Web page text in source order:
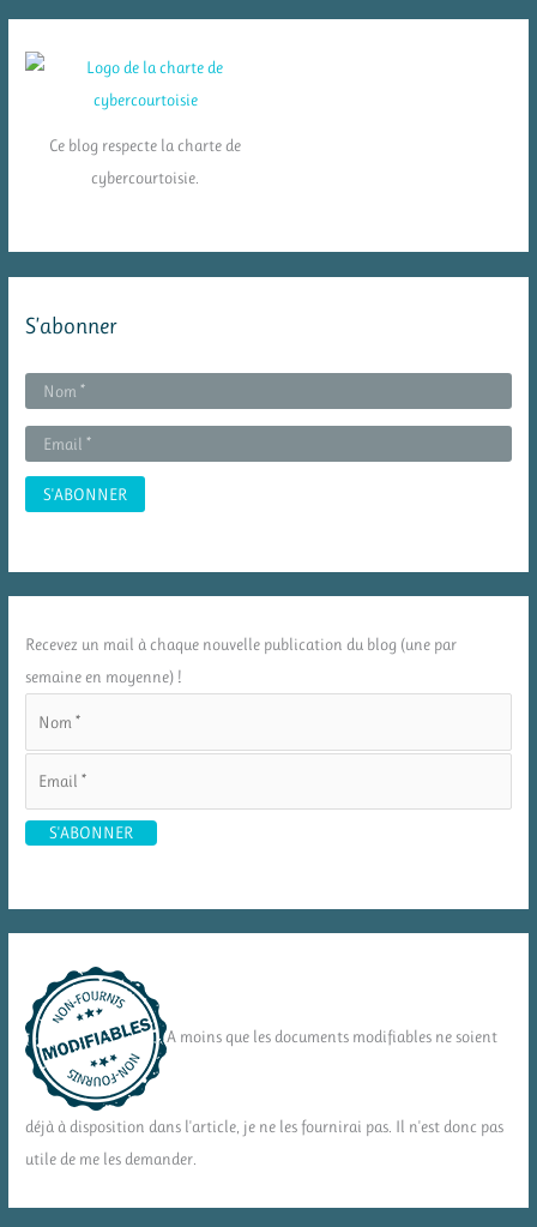
Ce blog respecte la charte de
cybercourtoisie.
S’abonner
Recevez un mail à chaque nouvelle publication du blog (une par
semaine en moyenne) !
A moins que les documents modifiables ne soient
déjà à disposition dans l'article, je ne les fournirai pas. Il n'est donc pas
utile de me les demander.